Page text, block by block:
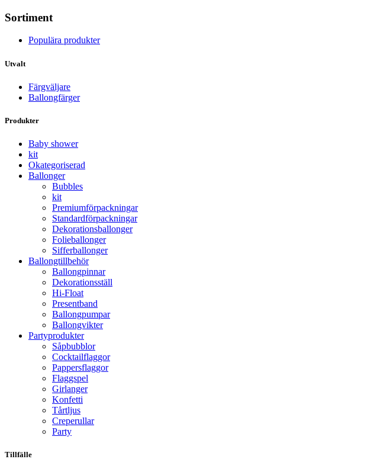
Sortiment
Populära produkter
Utvalt
Färgväljare
Ballongfärger
Produkter
Baby shower
kit
Okategoriserad
Ballonger
Bubbles
kit
Premium­förpackningar
Standard­­förpackningar
Dekorations­ballonger
Folie­­­ballonger
Siffer­­ballonger
Ballong­tillbehör
Ballongpinnar
Dekorationsställ
Hi-Float
Presentband
Ballongpumpar
Ballong­vikter
Party­­produkter
Såpbubblor
Cocktail­flaggor
Pappers­flaggor
Flaggspel
Girlanger
Konfetti
Tårtljus
Creperullar
Party
Tillfälle